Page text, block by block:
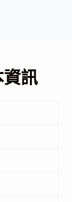
訊